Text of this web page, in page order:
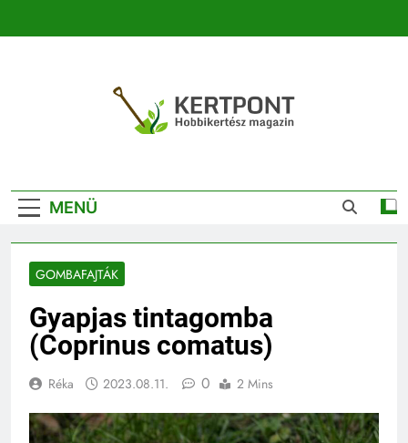
Kertészeti
Magazin |
Növénykereső És
Növényhatározó
MENÜ
GOMBAFAJTÁK
Gyapjas tintagomba
(Coprinus comatus)
Réka 2023.08.11. 0 2 Mins